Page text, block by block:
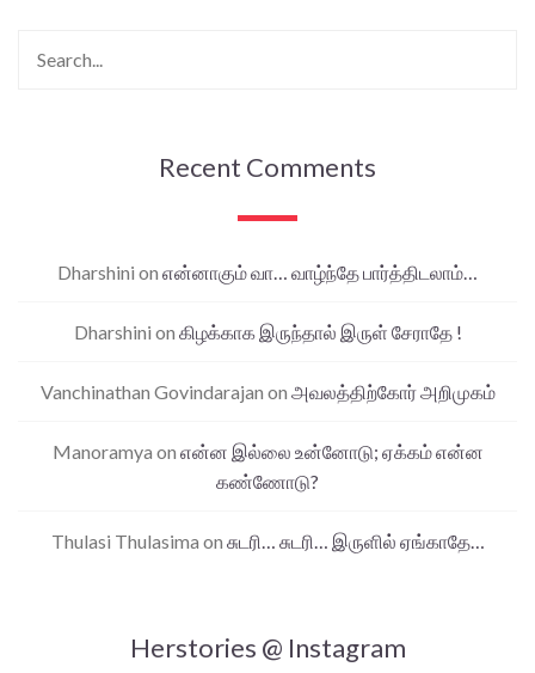
Recent Comments
Dharshini on என்னாகும் வா… வாழ்ந்தே பார்த்திடலாம்…
Dharshini on கிழக்காக இருந்தால் இருள் சேராதே !
Vanchinathan Govindarajan on அவலத்திற்கோர் அறிமுகம்
Manoramya on என்ன இல்லை உன்னோடு; ஏக்கம் என்ன
கண்ணோடு?
Thulasi Thulasima on சுடரி… சுடரி… இருளில் ஏங்காதே…
Herstories @ Instagram